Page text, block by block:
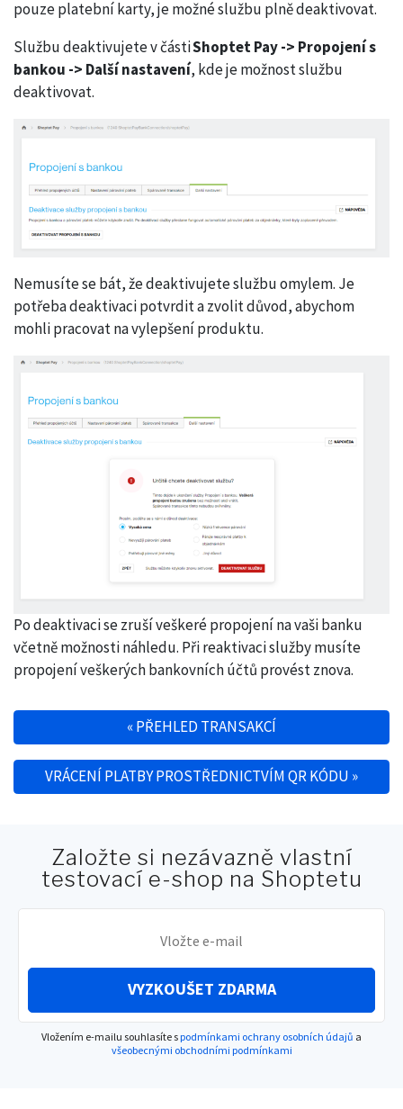
pouze platební karty, je možné službu plně deaktivovat.
Službu deaktivujete v částiShoptet Pay -> Propojení s
bankou -> Další nastavení, kde je možnost službu
deaktivovat.
Nemusíte se bát, že deaktivujete službu omylem. Je
potřeba deaktivaci potvrdit a zvolit důvod, abychom
mohli pracovat na vylepšení produktu.
Po deaktivaci se zruší veškeré propojení na vaši banku
včetně možnosti náhledu. Při reaktivaci služby musíte
propojení veškerých bankovních účtů provést znova.
Navigace pro příspěvek
«PŘEHLED TRANSAKCÍ
VRÁCENÍ PLATBY PROSTŘEDNICTVÍM QR KÓDU »
Založte si nezávazně vlastní
testovací e-shop na Shoptetu
VYZKOUŠET ZDARMA
Vložením e-mailu souhlasíte spodmínkami ochrany osobních údajů a
všeobecnými obchodními podmínkami